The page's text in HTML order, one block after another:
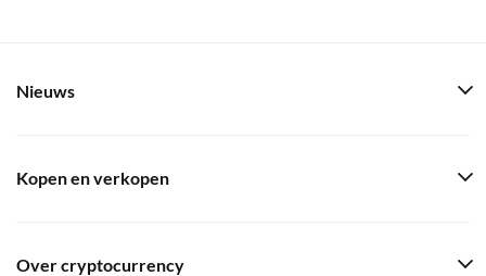
Nieuws
Kopen en verkopen
Over cryptocurrency